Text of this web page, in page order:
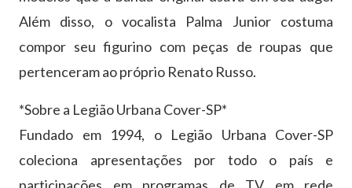
Além disso, o vocalista Palma Junior costuma
compor seu figurino com peças de roupas que
pertenceram ao próprio Renato Russo.
*Sobre a Legião Urbana Cover-SP*
Fundado em 1994, o Legião Urbana Cover-SP
coleciona apresentações por todo o país e